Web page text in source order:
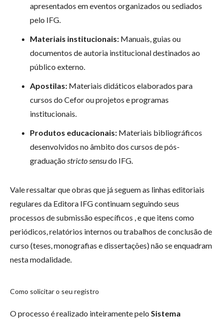
apresentados em eventos organizados ou sediados
pelo IFG.
Materiais institucionais:Manuais, guias ou
documentos de autoria institucional destinados ao
público externo.
Apostilas:Materiais didáticos elaborados para
cursos do Cefor ou projetos e programas
institucionais.
Produtos educacionais:Materiais bibliográficos
desenvolvidos no âmbito dos cursos de pós-
graduação stricto sensudo IFG.
Vale ressaltar que obras que já seguem as linhas editoriais
regulares da Editora IFG continuam seguindo seus
processos de submissão específicos , e que itens como
periódicos, relatórios internos ou trabalhos de conclusão de
curso (teses, monografias e dissertações) não se enquadram
nesta modalidade.
Como solicitar o seu registro
O processo é realizado inteiramente pelo Sistema